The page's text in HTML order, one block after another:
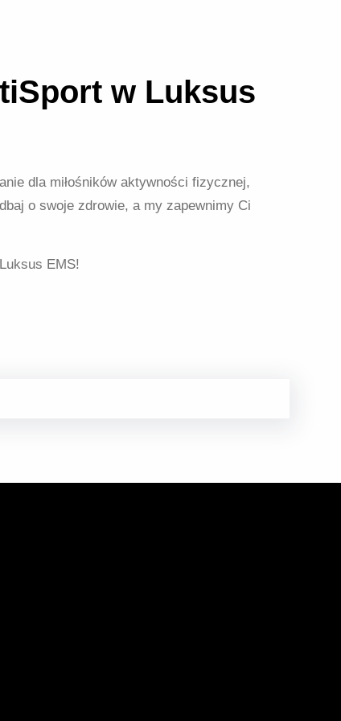
w Luksus
dla miłośników aktywności fizycznej,
o swoje zdrowie, a my zapewnimy Ci
EMS!